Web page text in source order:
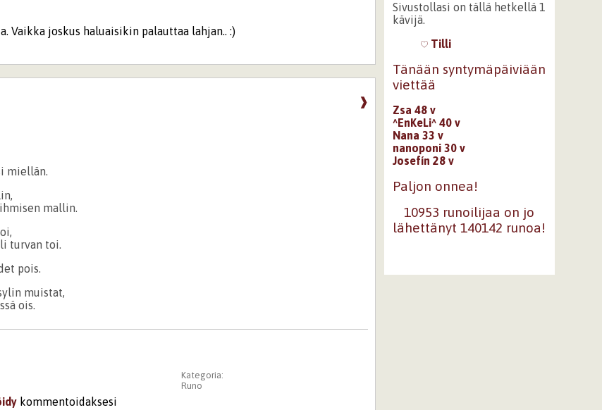
Vaikka joskus haluaisikin palauttaa lahjan.. :)
❱
miellän.
mallin.
turvan toi.
pois.
muistat,
ois.
Kategoria:
Runo
kommentoidaksesi
Sivustollasi on tällä hetkellä 1
kävijä.
Tilli
Tänään syntymäpäiviään
viettää
Zsa 48 v
^EnKeLi^ 40 v
Nana 33 v
nanoponi 30 v
Josefín 28 v
Paljon onnea!
10953 runoilijaa on jo
lähettänyt 140142 runoa!